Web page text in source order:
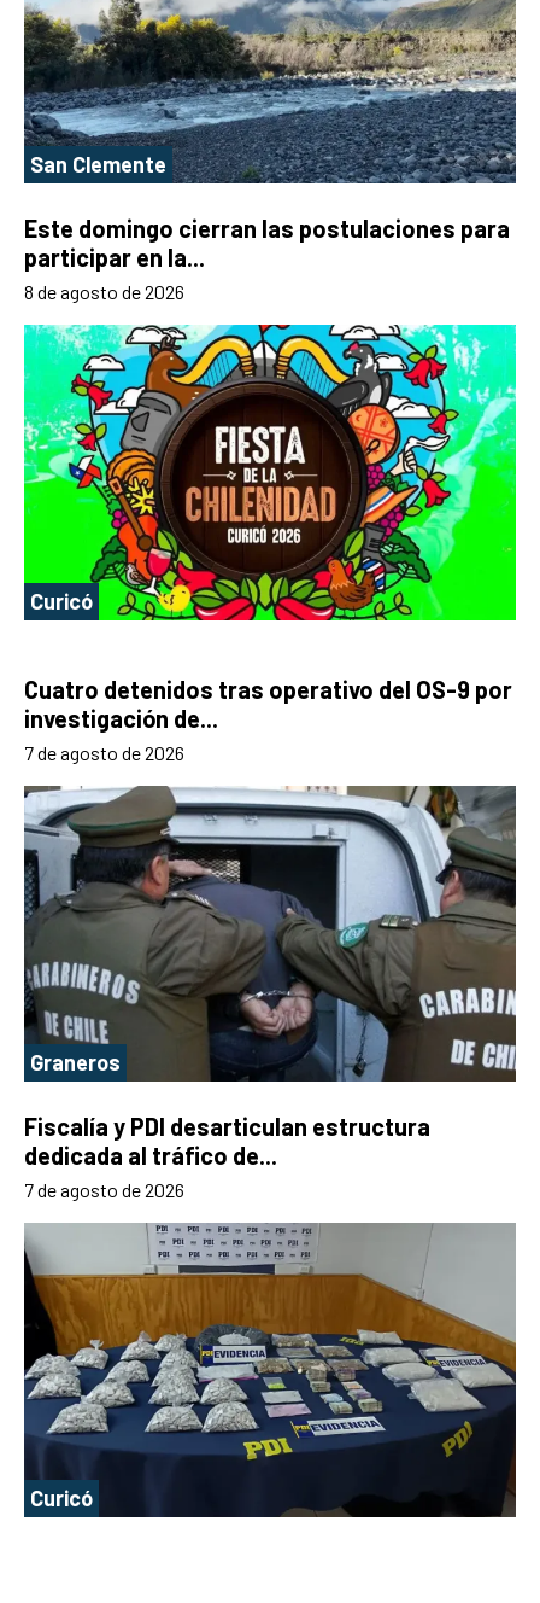
San Clemente
Este domingo cierran las postulaciones para
participar en la...
8 de agosto de 2026
Curicó
Cuatro detenidos tras operativo del OS-9 por
investigación de...
7 de agosto de 2026
Graneros
Fiscalía y PDI desarticulan estructura
dedicada al tráfico de...
7 de agosto de 2026
Curicó